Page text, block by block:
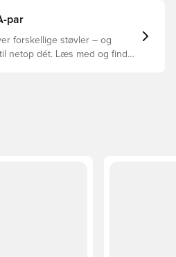
til de forskellige typer
par
forskellige støvler – og
netop dét. Læs med og find